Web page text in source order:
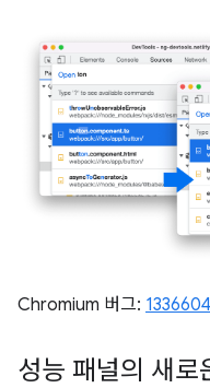
Chromium 버그: 1336604
성능 패널의 새로